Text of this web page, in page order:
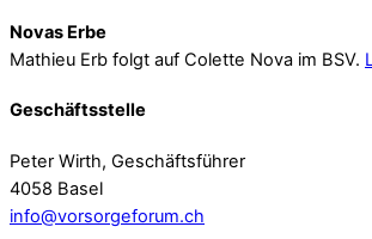
Novas Erbe
Mathieu Erb folgt auf Colette Nova im BSV.
Geschäftsstelle
Peter Wirth, Geschäftsführer
4058 Basel
info@vorsorgeforum.ch